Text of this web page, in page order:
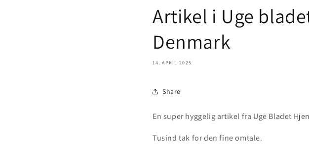
Artikel i Uge
Denmark
14. APRIL 2025
Share
En super hyggelig artikel fra Uge Bladet
Tusind tak for den fine omtale.